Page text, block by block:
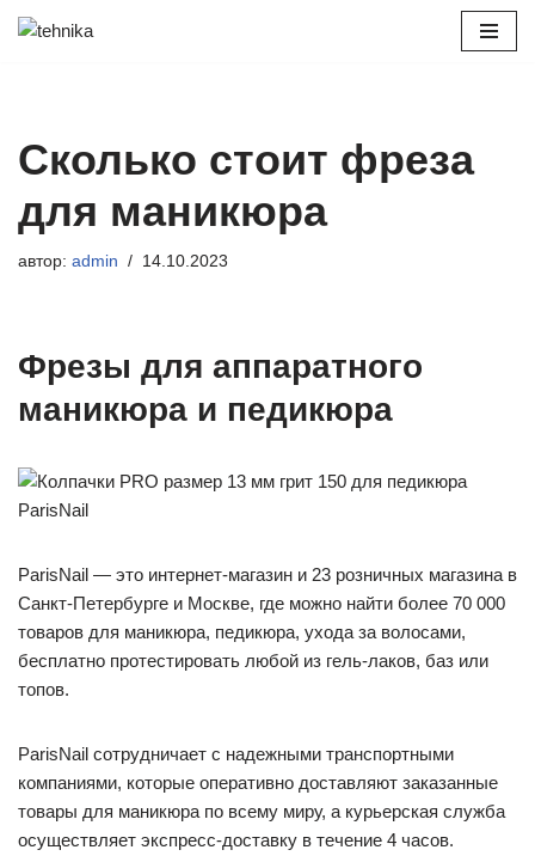
Сколько стоит фреза
для маникюра
автор: admin 14.10.2023
Фрезы для аппаратного
маникюра и педикюра
ParisNail — это интернет-магазин и 23 розничных магазина в
Санкт-Петербурге и Москве, где можно найти более 70 000
товаров для маникюра, педикюра, ухода за волосами,
бесплатно протестировать любой из гель-лаков, баз или
топов.
ParisNail сотрудничает с надежными транспортными
компаниями, которые оперативно доставляют заказанные
товары для маникюра по всему миру, а курьерская служба
осуществляет экспресс-доставку в течение 4 часов.